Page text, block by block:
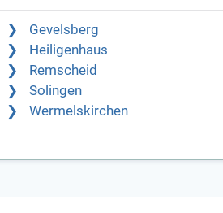
Gevelsberg
Heiligenhaus
Remscheid
Solingen
Wermelskirchen